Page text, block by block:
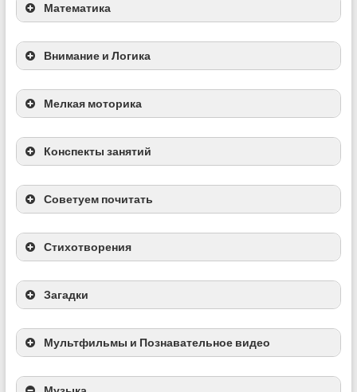
Паззлы-половинки с листочками
Математика
Возвращаем упавшие листики на свои места
Деревья с номерами
Внимание и Логика
Что вначале, что потом?
Сортировка по цвету и форме
Мелкая моторика
Конспекты занятий
Тематическое занятие: Осенние листья
Советуем почитать
Стихотворения
“Чудо дерево”
стихи про деревья
Загадки
Мультфильмы и Познавательное видео